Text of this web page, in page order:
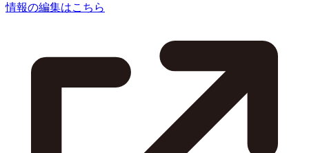
情報の編集はこちら